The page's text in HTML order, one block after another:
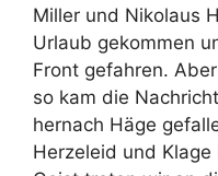
Miller und Nikolaus
Urlaub gekommen
Front gefahren.
so kam die
hernach Häge
Herzeleid und